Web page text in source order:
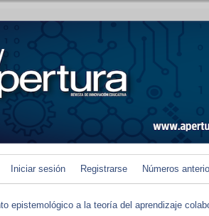
Iniciar sesión Registrarse Números
epistemológico a la teoría del aprendizaje